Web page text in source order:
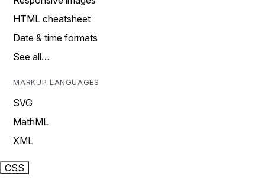
HTML cheatsheet
Date & time formats
See all…
MARKUP LANGUAGES
SVG
MathML
XML
CSS